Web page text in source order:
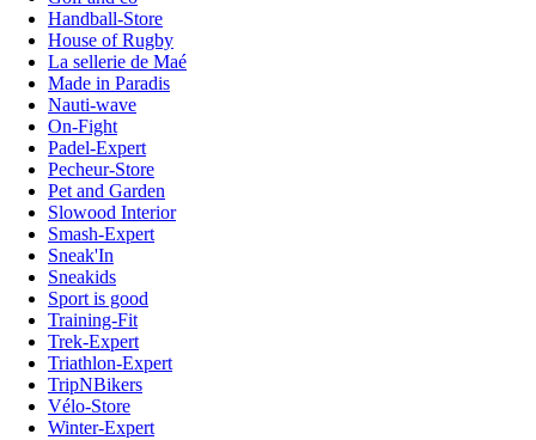
Handball-Store
House of Rugby
La sellerie de Maé
Made in Paradis
Nauti-wave
On-Fight
Padel-Expert
Pecheur-Store
Pet and Garden
Slowood Interior
Smash-Expert
Sneak'In
Sneakids
Sport is good
Training-Fit
Trek-Expert
Triathlon-Expert
TripNBikers
Vélo-Store
Winter-Expert